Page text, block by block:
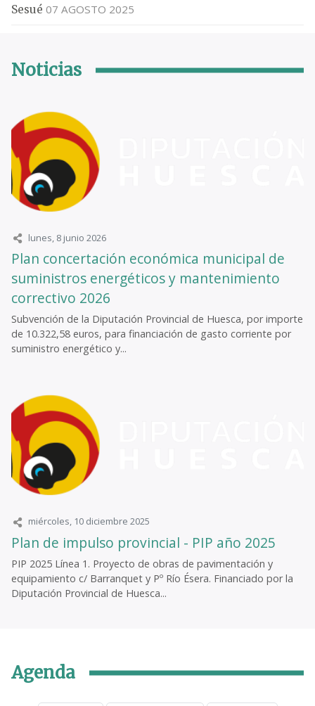
Sesué 07 AGOSTO 2025
Noticias
lunes, 8 junio 2026
Plan concertación económica municipal de
suministros energéticos y mantenimiento
correctivo 2026
Subvención de la Diputación Provincial de Huesca, por importe
de 10.322,58 euros, para financiación de gasto corriente por
suministro energético y...
miércoles, 10 diciembre 2025
Plan de impulso provincial - PIP año 2025
PIP 2025 Línea 1. Proyecto de obras de pavimentación y
equipamiento c/ Barranquet y Pº Río Ésera. Financiado por la
Diputación Provincial de Huesca...
Agenda